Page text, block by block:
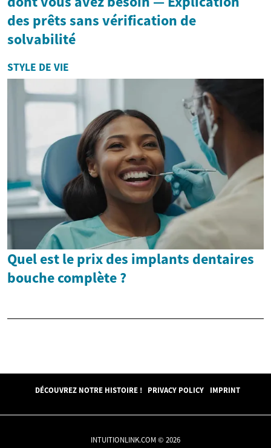
des prêts sans vérification de
solvabilité
STYLE DE VIE
Quel est le prix des implants dentaires
bouche complète ?
DÉCOUVREZ NOTRE HISTOIRE ! PRIVACY POLICY IMPRINT
INTUITIONLINK.COM © 2026